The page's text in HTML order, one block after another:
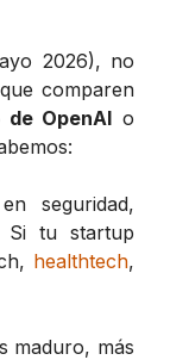
2026), no
comparen
de OpenAI o
seguridad,
Si tu startup
healthtech,
maduro, más